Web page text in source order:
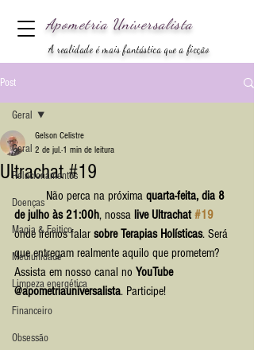
Apometria Universalista
A realidade é mais fantástica que a ficção
Post
Geral
Relacionamentos
Doenças
Magia & Feitiço
Mediunidade
Limpeza energética
Financeiro
Obsessão
Geral
Ultrachat #19
Gelson Celistre
2 de jul. 1 min de leitura
	Não perca na próxima
quarta-feita, dia 8
de julho às 21:00h, nossa live Ultrachat #19
onde iremos falar sobre Terapias Holísticas. Será
que entregam realmente aquilo que prometem?
Assista em nosso canal no YouTube
@apometriauniversalista. Participe!